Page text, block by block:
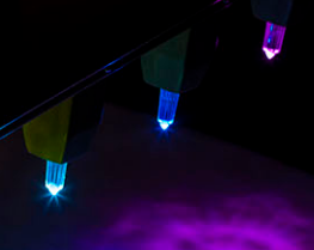
Categories
Cadeaux en cristal
Chakras
Cristaux Bienveillants
Cristaux de guérison
Guérison des chakras
Guérison des chakras